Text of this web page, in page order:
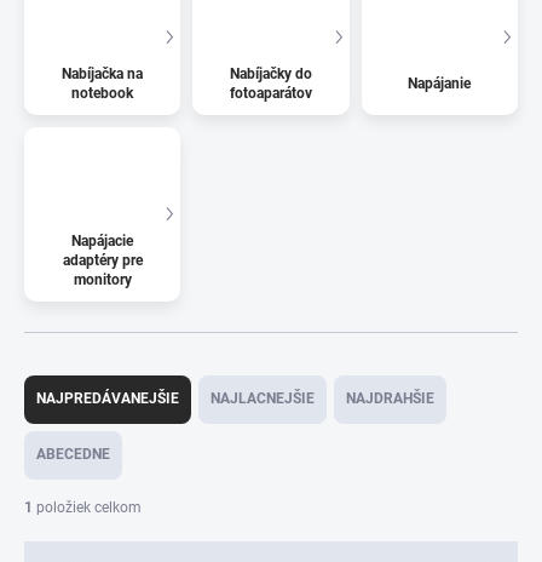
Nabíjačka na
notebook
Nabíjačky do
fotoaparátov
Napájanie
Napájacie
adaptéry pre
monitory
R
d
i
NAJPREDÁVANEJŠIE NAJLACNEJŠIE NAJDRAHŠIE
ABECEDNE
1 položiek celkom